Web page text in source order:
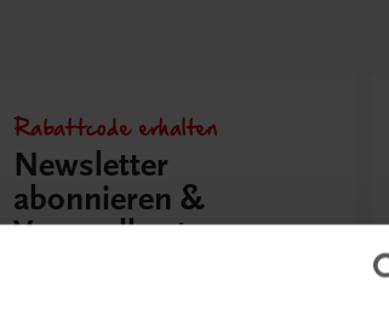
Rabattcode erhalten
Newsletter
abonnieren &
Versandkosten